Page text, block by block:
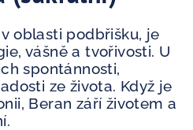
oblasti podbřišku, je
vášně a tvořivosti. U
spontánnosti,
ze života. Když je
Beran září životem a